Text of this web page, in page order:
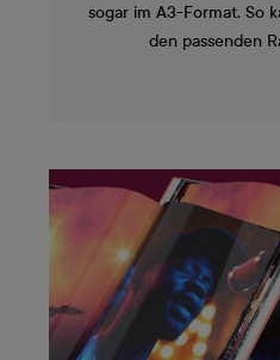
sogar im A3-Format. So
den passenden